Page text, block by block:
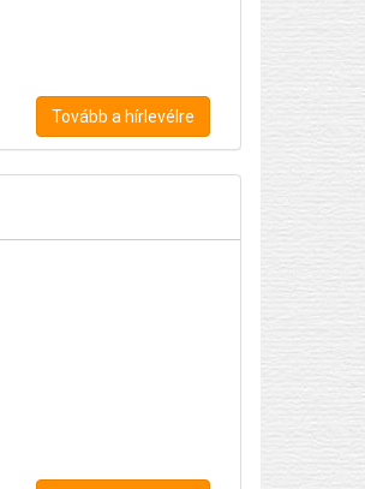
Tovább a hírlevélre